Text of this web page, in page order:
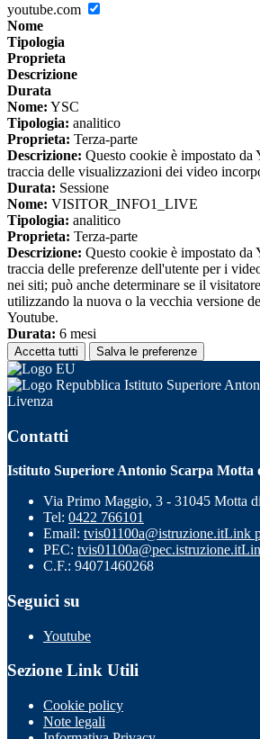
youtube.com
Nome
Tipologia
Proprieta
Descrizione
Durata
Nome: YSC
Tipologia: analitico
Proprieta: Terza-parte
Descrizione: Questo cookie è impostato da
traccia delle visualizzazioni dei video
Durata: Sessione
Nome: VISITOR_INFO1_LIVE
Tipologia: analitico
Proprieta: Terza-parte
Descrizione: Questo cookie è impostato da
traccia delle preferenze dell'utente per i
nei siti; può anche determinare se il
utilizzando la nuova o la vecchia versione
Youtube.
Durata: 6 mesi
Accetta tutti Salva le preferenze
Istituto Superiore
Livenza
Contatti
Istituto Superiore Antonio Scarpa Motta
Via Primo Maggio, 3 - 31045 Motta
Tel: 0422 766101
Email: tvis01100a@istruzione.itLink
PEC: tvis01100a@pec.istruzione.it
C.F.: 94071460268
Seguici su
Youtube
Sezione Link Utili
Cookie policy
Note legali